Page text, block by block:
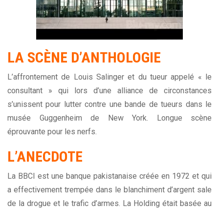
LA SCÈNE D’ANTHOLOGIE
L’affrontement de Louis Salinger et du tueur appelé « le
consultant » qui lors d’une alliance de circonstances
s’unissent pour lutter contre une bande de tueurs dans le
musée Guggenheim de New York. Longue scène
éprouvante pour les nerfs.
L’ANECDOTE
La BBCI est une banque pakistanaise créée en 1972 et qui
a effectivement trempée dans le blanchiment d’argent sale
de la drogue et le trafic d’armes. La Holding était basée au